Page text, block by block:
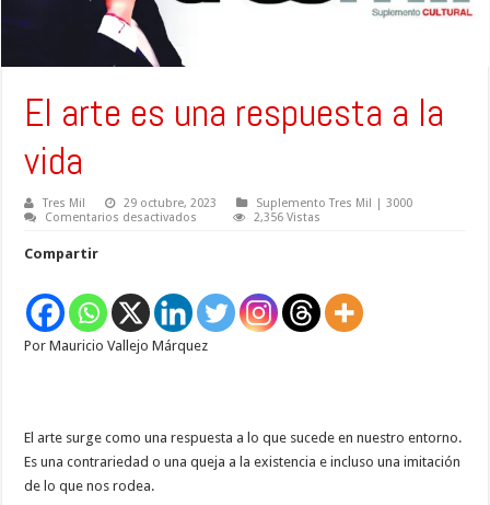
El arte es una respuesta a la
vida
Tres Mil 29 octubre, 2023
Suplemento Tres Mil | 3000
Comentarios desactivados
a
la
vida
2,356 Vistas
Compartir
Por Mauricio Vallejo Márquez
El arte surge como una respuesta a lo que sucede en nuestro entorno.
Es una contrariedad o una queja a la existencia e incluso una imitación
de lo que nos rodea.